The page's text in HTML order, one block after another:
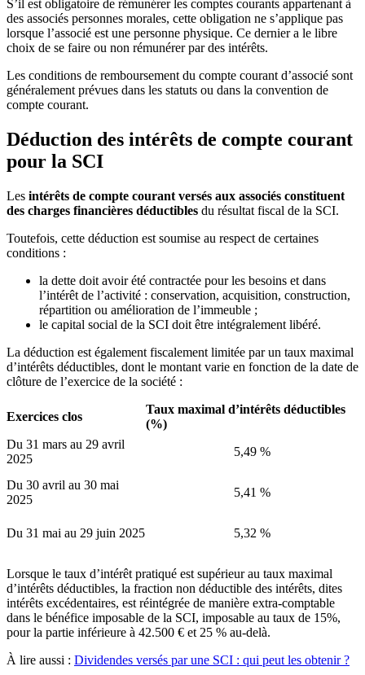
S’il est obligatoire de rémunérer les comptes courants appartenant à
des associés personnes morales, cette obligation ne s’applique pas
lorsque l’associé est une personne physique. Ce dernier a le libre
choix de se faire ou non rémunérer par des intérêts.
Les conditions de remboursement du compte courant d’associé sont
généralement prévues dans les statuts ou dans la convention de
compte courant.
Déduction des intérêts de compte courant
pour la SCI
Les intérêts de compte courant versés aux associés constituent
des charges financières déductibles du résultat fiscal de la SCI.
Toutefois, cette déduction est soumise au respect de certaines
conditions :
la dette doit avoir été contractée pour les besoins et dans
l’intérêt de l’activité : conservation, acquisition, construction,
répartition ou amélioration de l’immeuble ;
le capital social de la SCI doit être intégralement libéré.
La déduction est également fiscalement limitée par un taux maximal
d’intérêts déductibles, dont le montant varie en fonction de la date de
clôture de l’exercice de la société :
Exercices clos
Taux maximal d’intérêts déductibles
(%)
Du 31 mars au 29 avril
2025
5,49 %
Du 30 avril au 30 mai
2025
5,41 %
Du 31 mai au 29 juin 2025 5,32 %
Lorsque le taux d’intérêt pratiqué est supérieur au taux maximal
d’intérêts déductibles, la fraction non déductible des intérêts, dites
intérêts excédentaires, est réintégrée de manière extra-comptable
dans le bénéfice imposable de la SCI, imposable au taux de 15%,
pour la partie inférieure à 42.500 € et 25 % au-delà.
À lire aussi : Dividendes versés par une SCI : qui peut les obtenir ?